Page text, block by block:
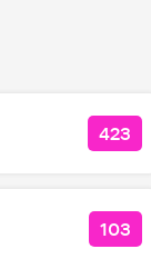
423
103